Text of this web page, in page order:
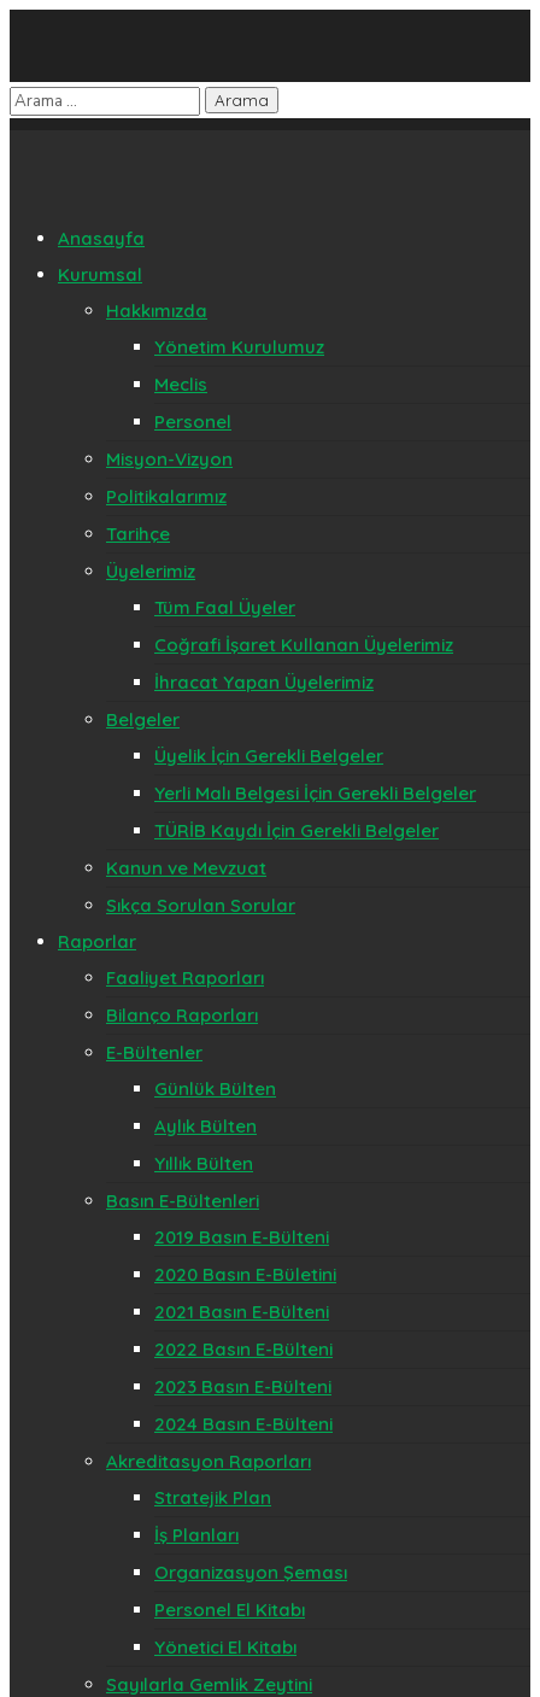
Anasayfa
Kurumsal
Hakkımızda
Yönetim Kurulumuz
Meclis
Personel
Misyon-Vizyon
Politikalarımız
Tarihçe
Üyelerimiz
Tüm Faal Üyeler
Coğrafi İşaret Kullanan Üyelerimiz
İhracat Yapan Üyelerimiz
Belgeler
Üyelik İçin Gerekli Belgeler
Yerli Malı Belgesi İçin Gerekli Belgeler
TÜRİB Kaydı İçin Gerekli Belgeler
Kanun ve Mevzuat
Sıkça Sorulan Sorular
Raporlar
Faaliyet Raporları
Bilanço Raporları
E-Bültenler
Günlük Bülten
Aylık Bülten
Yıllık Bülten
Basın E-Bültenleri
2019 Basın E-Bülteni
2020 Basın E-Bületini
2021 Basın E-Bülteni
2022 Basın E-Bülteni
2023 Basın E-Bülteni
2024 Basın E-Bülteni
Akreditasyon Raporları
Stratejik Plan
İş Planları
Organizasyon Şeması
Personel El Kitabı
Yönetici El Kitabı
Sayılarla Gemlik Zeytini